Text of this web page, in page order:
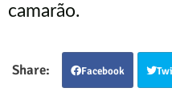
camarão.
(
Facebook